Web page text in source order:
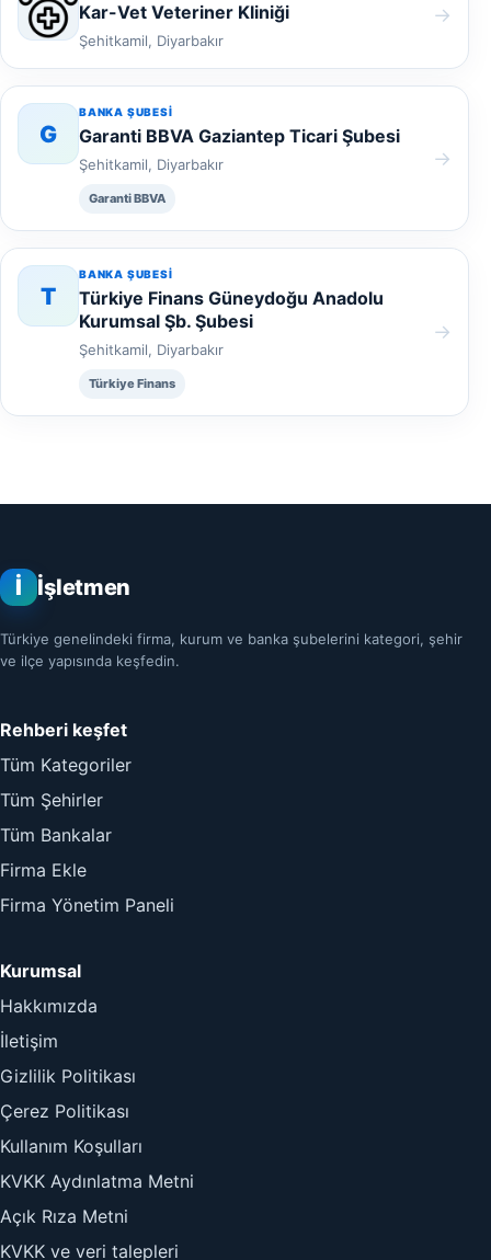
Kar-Vet Veteriner Kliniği
Şehitkamil, Diyarbakır
→
G
BANKA ŞUBESI
Garanti BBVA Gaziantep Ticari Şubesi
Şehitkamil, Diyarbakır
Garanti BBVA
→
T
BANKA ŞUBESI
Türkiye Finans Güneydoğu Anadolu
Kurumsal Şb. Şubesi
Şehitkamil, Diyarbakır
Türkiye Finans
→
İ İşletmen
Türkiye genelindeki firma, kurum ve banka şubelerini kategori, şehir
ve ilçe yapısında keşfedin.
Rehberi keşfet
Tüm Kategoriler
Tüm Şehirler
Tüm Bankalar
Firma Ekle
Firma Yönetim Paneli
Kurumsal
Hakkımızda
İletişim
Gizlilik Politikası
Çerez Politikası
Kullanım Koşulları
KVKK Aydınlatma Metni
Açık Rıza Metni
KVKK ve veri talepleri